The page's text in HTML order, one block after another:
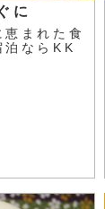
に
まれた食
泊ならKK